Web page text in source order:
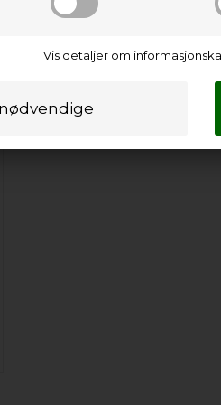
Vis detaljer om